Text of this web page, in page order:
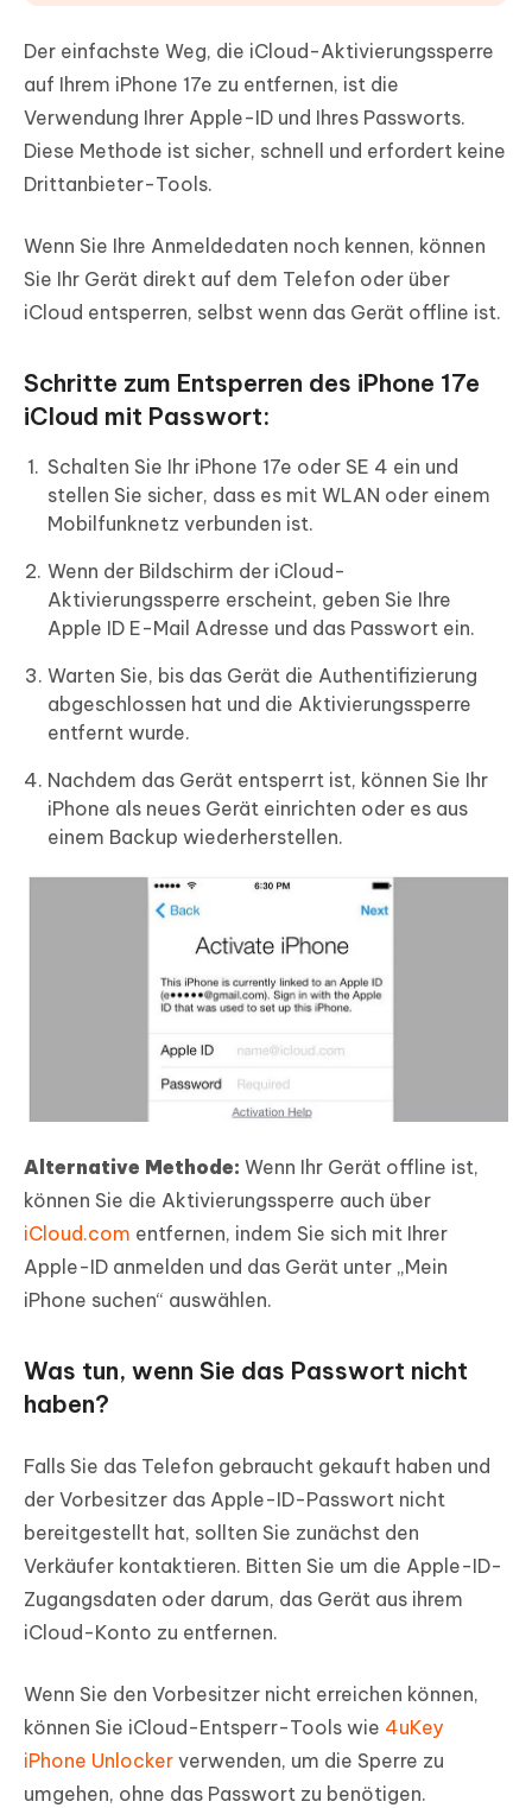
Der einfachste Weg, die iCloud-Aktivierungssperre
auf Ihrem iPhone 17e zu entfernen, ist die
Verwendung Ihrer Apple-ID und Ihres Passworts.
Diese Methode ist sicher, schnell und erfordert keine
Drittanbieter-Tools.
Wenn Sie Ihre Anmeldedaten noch kennen, können
Sie Ihr Gerät direkt auf dem Telefon oder über
iCloud entsperren, selbst wenn das Gerät offline ist.
Schritte zum Entsperren des iPhone 17e
iCloud mit Passwort:
Schalten Sie Ihr iPhone 17e oder SE 4 ein und
stellen Sie sicher, dass es mit WLAN oder einem
Mobilfunknetz verbunden ist.
Wenn der Bildschirm der iCloud-
Aktivierungssperre erscheint, geben Sie Ihre
Apple ID E-Mail Adresse und das Passwort ein.
Warten Sie, bis das Gerät die Authentifizierung
abgeschlossen hat und die Aktivierungssperre
entfernt wurde.
Nachdem das Gerät entsperrt ist, können Sie Ihr
iPhone als neues Gerät einrichten oder es aus
einem Backup wiederherstellen.
Alternative Methode: Wenn Ihr Gerät offline ist,
können Sie die Aktivierungssperre auch über
iCloud.com entfernen, indem Sie sich mit Ihrer
Apple-ID anmelden und das Gerät unter „Mein
iPhone suchen“ auswählen.
Was tun, wenn Sie das Passwort nicht
haben?
Falls Sie das Telefon gebraucht gekauft haben und
der Vorbesitzer das Apple-ID-Passwort nicht
bereitgestellt hat, sollten Sie zunächst den
Verkäufer kontaktieren. Bitten Sie um die Apple-ID-
Zugangsdaten oder darum, das Gerät aus ihrem
iCloud-Konto zu entfernen.
Wenn Sie den Vorbesitzer nicht erreichen können,
können Sie iCloud-Entsperr-Tools wie 4uKey
iPhone Unlocker verwenden, um die Sperre zu
umgehen, ohne das Passwort zu benötigen.